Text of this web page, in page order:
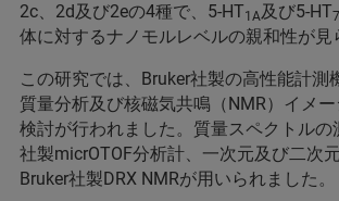
2c、2d及び2eの4種で、5-HT1A及び5-HT7
体に対するナノモルレベルの親和性が見
この研究では、Bruker社製の高性能計測
質量分析及び核磁気共鳴（NMR）イメ
検討が行われました。質量スペクトルの
社製micrOTOF分析計、一次元及び二次
Bruker社製DRX NMRが用いられました。